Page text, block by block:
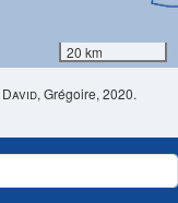
20 km
David, Grégoire, 2020.